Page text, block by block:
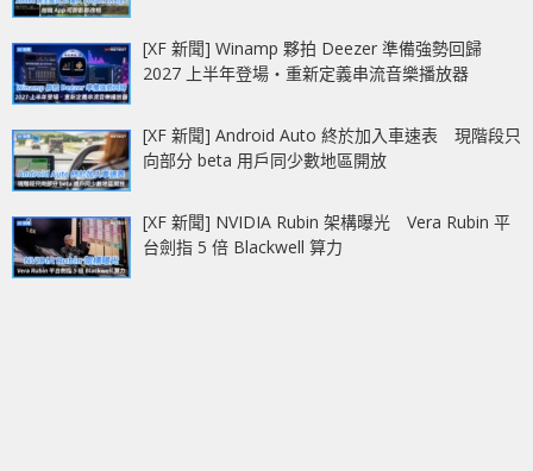
[XF 新聞] Winamp 夥拍 Deezer 準備強勢回歸
2027 上半年登場‧重新定義串流音樂播放器
[XF 新聞] Android Auto 終於加入車速表 現階段只
向部分 beta 用戶同少數地區開放
[XF 新聞] NVIDIA Rubin 架構曝光 Vera Rubin 平
台劍指 5 倍 Blackwell 算力